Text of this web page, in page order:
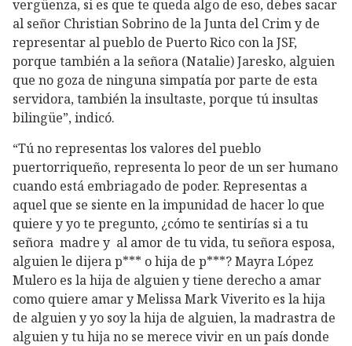
vergüenza, si es que te queda algo de eso, debes sacar
al señor Christian Sobrino de la Junta del Crim y de
representar al pueblo de Puerto Rico con la JSF,
porque también a la señora (Natalie) Jaresko, alguien
que no goza de ninguna simpatía por parte de esta
servidora, también la insultaste, porque tú insultas
bilingüe”, indicó.
“Tú no representas los valores del pueblo
puertorriqueño, representa lo peor de un ser humano
cuando está embriagado de poder. Representas a
aquel que se siente en la impunidad de hacer lo que
quiere y yo te pregunto, ¿cómo te sentirías si a tu
señora madre y al amor de tu vida, tu señora esposa,
alguien le dijera p*** o hija de p***? Mayra López
Mulero es la hija de alguien y tiene derecho a amar
como quiere amar y Melissa Mark Viverito es la hija
de alguien y yo soy la hija de alguien, la madrastra de
alguien y tu hija no se merece vivir en un país donde